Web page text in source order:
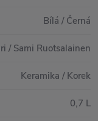
Bílá / Černá
/ Sami Ruotsalainen
Keramika / Korek
0,7 L